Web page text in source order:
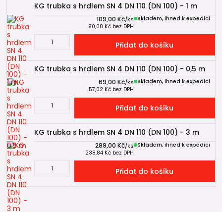
KG trubka s hrdlem SN 4 DN 110 (DN 100) - 1 m
109,00 Kč/ks
90,08 Kč bez DPH
Skladem, ihned k expedici
Přidat do košíku
KG trubka s hrdlem SN 4 DN 110 (DN 100) - 0,5 m
69,00 Kč/ks
57,02 Kč bez DPH
Skladem, ihned k expedici
Přidat do košíku
KG trubka s hrdlem SN 4 DN 110 (DN 100) - 3 m
289,00 Kč/ks
238,84 Kč bez DPH
Skladem, ihned k expedici
Přidat do košíku